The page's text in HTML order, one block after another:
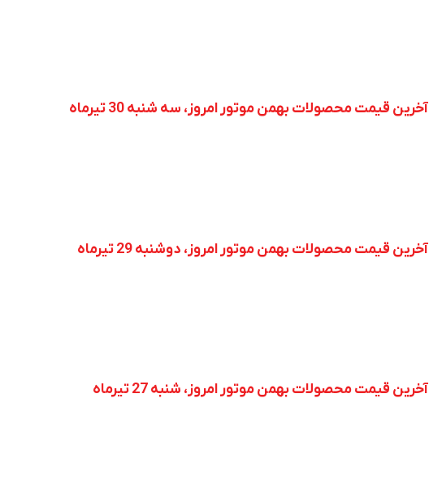
آخرین قیمت محصولات بهمن موتور امروز، سه شنبه 30 تیرماه
آخرین قیمت محصولات بهمن موتور امروز، دوشنبه 29 تیرماه
آخرین قیمت محصولات بهمن موتور امروز، شنبه 27 تیرماه